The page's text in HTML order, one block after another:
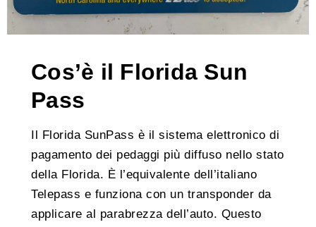
Cos’è il Florida Sun
Pass
Il Florida SunPass è il sistema elettronico di
pagamento dei pedaggi più diffuso nello stato
della Florida. È l’equivalente dell’italiano
Telepass e funziona con un transponder da
applicare al parabrezza dell’auto. Questo